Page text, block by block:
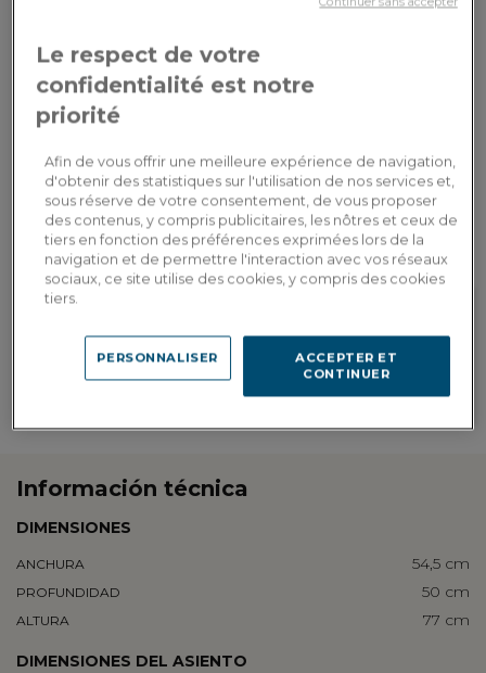
Entrega a medida
Calcular mis gastos de envío por país
Fidelidad recompensada
Gane 51 puntos de fidelidad, es
decir, un descuento de 10,20€
Personalización en
showroom
Información técnica
DIMENSIONES
ANCHURA 54,5 cm
PROFUNDIDAD 50 cm
ALTURA 77 cm
DIMENSIONES DEL ASIENTO
Le respect de votre
confidentialité est notre
priorité
Afin de vous offrir une meilleure expérience de navigation,
d'obtenir des statistiques sur l'utilisation de nos services et,
sous réserve de votre consentement, de vous proposer
des contenus, y compris publicitaires, les nôtres et ceux de
tiers en fonction des préférences exprimées lors de la
navigation et de permettre l'interaction avec vos réseaux
sociaux, ce site utilise des cookies, y compris des cookies
tiers.
ACCEPTER ET
CONTINUER
PERSONNALISER